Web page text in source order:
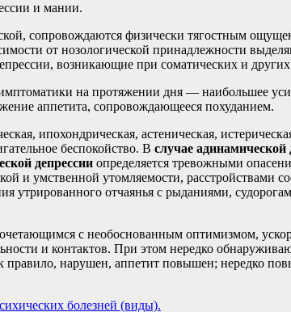
и мании.
сопровождаются физически тягостным
от нозологической принадлежности
возникающие при соматических и других
на протяжении дня — наибольшее
аппетита, сопровождающееся похуданием.
ипохондрическая, астеническая,
беспокойство. В случае адинамической
депрессии определяется тревожными
и умственной утомляемости, расстройствами
утрированного отчаянья с рыданиями,
с необоснованным оптимизмом,
и контактов. При этом нередко
нарушен, аппетит повышен; нередко
болезней (виды).